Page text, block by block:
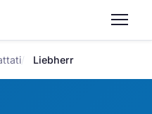
Liebherr